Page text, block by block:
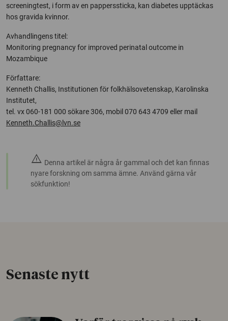
screeningtest, i form av en papperssticka, kan diabetes upptäckas
hos gravida kvinnor.
Avhandlingens titel:
Monitoring pregnancy for improved perinatal outcome in
Mozambique
Författare:
Kenneth Challis, Institutionen för folkhälsovetenskap, Karolinska
Institutet,
tel. vx 060-181 000 sökare 306, mobil 070 643 4709 eller mail
Kenneth.Challis@lvn.se
warning Denna artikel är några år gammal och det kan finnas
nyare forskning om samma ämne. Använd gärna vår
sökfunktion!
Senaste nytt